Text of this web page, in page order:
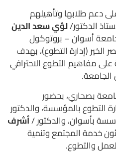
دعم طلابها وتأهيلهم
الدكتور/لؤي سعد الدين
أسوان – بروتوكول
(إدارة التطوع)، بهدف
على مفاهيم التطوع الاحترافي
بصحاري، بحضور
التطوع بالمؤسسة، والدكتور
بأسوان، والدكتور /أشرف
خدمة المجتمع وتنمية
والتطوع.